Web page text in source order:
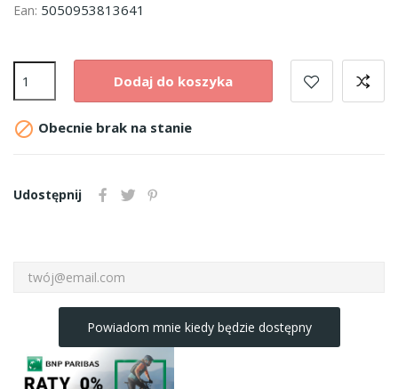
Ean: 5050953813641
Dodaj do koszyka
 Obecnie brak na stanie
Udostępnij
Powiadom mnie kiedy będzie dostępny